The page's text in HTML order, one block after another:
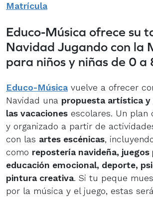
Matrícula
Educo-Música ofrece su
Navidad Jugando con la
para niños y niñas de 0 a
Educo-Músicavuelve a ofrecer
Navidad una propuesta artística y
las vacaciones escolares. Un plan
y organizado a partir de
con las artes escénicas,
como repostería navideña, juegos
educación emocional, deporte,
pintura creativa. Si tu peque
por la música y el juego, estas